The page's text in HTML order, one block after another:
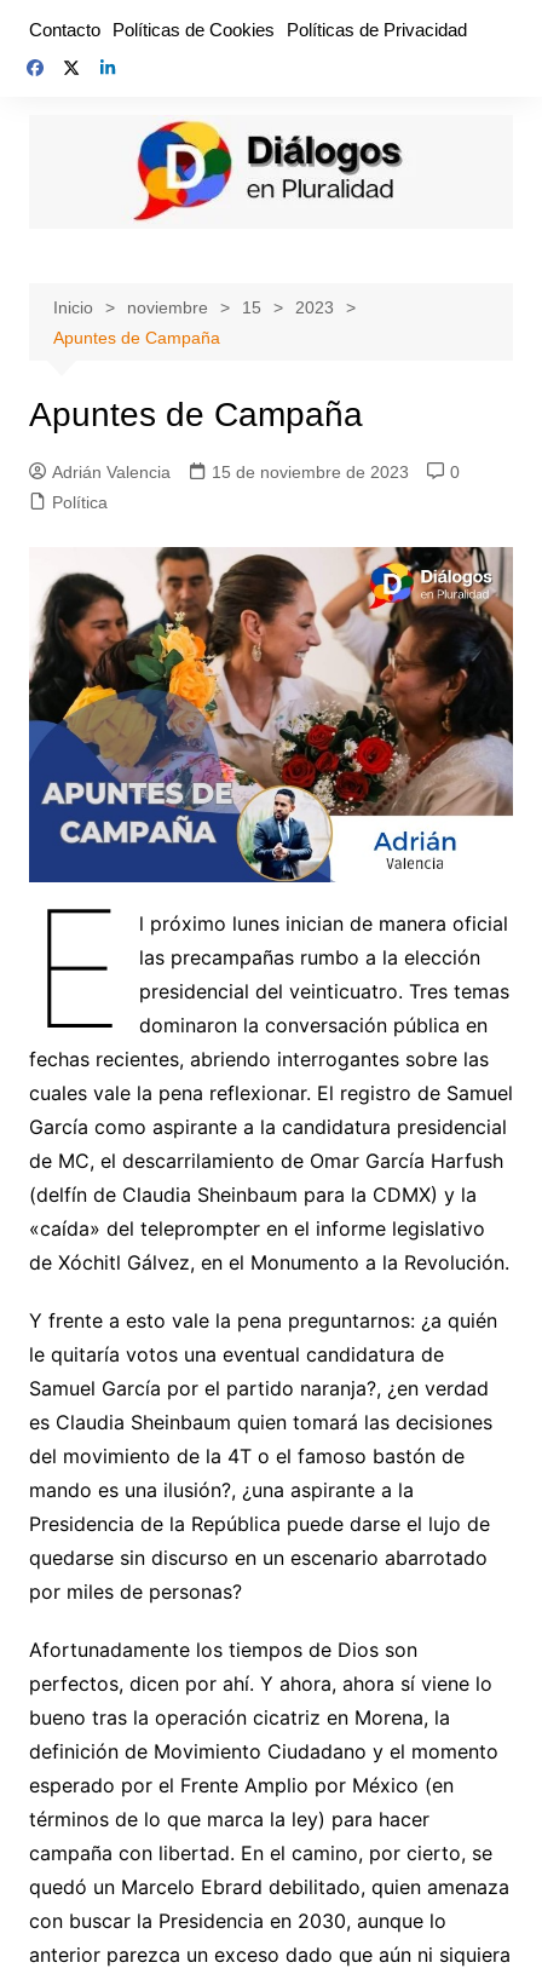
contenido
Contacto Políticas de Cookies Políticas de Privacidad
Inicio noviembre 15
2023
Apuntes de Campaña
Apuntes de Campaña
Adrián Valencia 15 de noviembre de 2023
0
Política
E
l próximo lunes inician de manera oficial
las precampañas rumbo a la elección
presidencial del veinticuatro. Tres temas
dominaron la conversación pública en
fechas recientes, abriendo interrogantes sobre las
cuales vale la pena reflexionar. El registro de Samuel
García como aspirante a la candidatura presidencial
de MC, el descarrilamiento de Omar García Harfush
(delfín de Claudia Sheinbaum para la CDMX) y la
«caída» del teleprompter en el informe legislativo
de Xóchitl Gálvez, en el Monumento a la Revolución.
Y frente a esto vale la pena preguntarnos: ¿a quién
le quitaría votos una eventual candidatura de
Samuel García por el partido naranja?, ¿en verdad
es Claudia Sheinbaum quien tomará las decisiones
del movimiento de la 4T o el famoso bastón de
mando es una ilusión?, ¿una aspirante a la
Presidencia de la República puede darse el lujo de
quedarse sin discurso en un escenario abarrotado
por miles de personas?
Afortunadamente los tiempos de Dios son
perfectos, dicen por ahí. Y ahora, ahora sí viene lo
bueno tras la operación cicatriz en Morena, la
definición de Movimiento Ciudadano y el momento
esperado por el Frente Amplio por México (en
términos de lo que marca la ley) para hacer
campaña con libertad. En el camino, por cierto, se
quedó un Marcelo Ebrard debilitado, quien amenaza
con buscar la Presidencia en 2030, aunque lo
anterior parezca un exceso dado que aún ni siquiera